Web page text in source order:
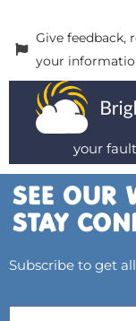
Give feedback,
your
your
Subscribe to get